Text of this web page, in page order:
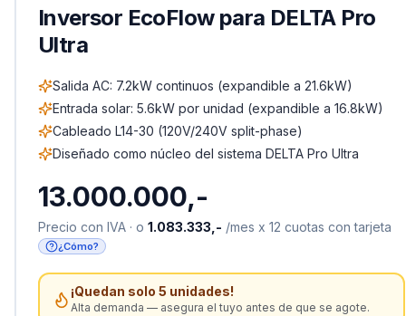
Inversor EcoFlow para DELTA Pro
Ultra
Salida AC: 7.2kW continuos (expandible a 21.6kW)
Entrada solar: 5.6kW por unidad (expandible a 16.8kW)
Cableado L14-30 (120V/240V split-phase)
Diseñado como núcleo del sistema DELTA Pro Ultra
13.000.000,-
Precio con IVA · o 1.083.333,- /mes x 12 cuotas con tarjeta
¿Cómo?
¡Quedan solo 5 unidades!
Alta demanda — asegura el tuyo antes de que se agote.
y
págalos
productos